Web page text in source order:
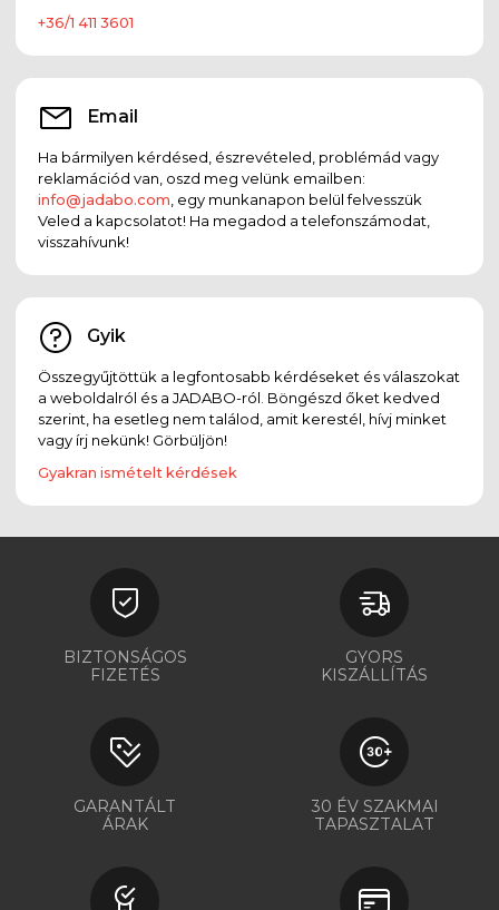
+36/1 411 3601
Email
Ha bármilyen kérdésed, észrevételed, problémád vagy
reklamációd van, oszd meg velünk emailben:
info@jadabo.com , egy munkanapon belül felvesszük
Veled a kapcsolatot! Ha megadod a telefonszámodat,
visszahívunk!
Gyik
Összegyűjtöttük a legfontosabb kérdéseket és válaszokat
a weboldalról és a JADABO-ról. Böngészd őket kedved
szerint, ha esetleg nem találod, amit kerestél, hívj minket
vagy írj nekünk! Görbüljön!
Gyakran ismételt kérdések
BIZTONSÁGOS
FIZETÉS
GYORS
KISZÁLLÍTÁS
GARANTÁLT
ÁRAK
30 ÉV SZAKMAI
TAPASZTALAT